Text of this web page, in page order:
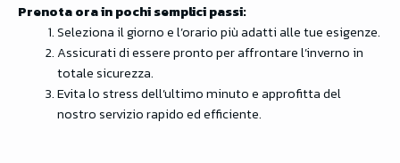
Prenota ora in pochi semplici passi:
Seleziona il giorno e l’orario più adatti alle tue esigenze.
Assicurati di essere pronto per affrontare l’inverno in
totale sicurezza.
Evita lo stress dell’ultimo minuto e approfitta del
nostro servizio rapido ed efficiente.